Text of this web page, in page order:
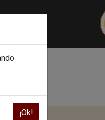
¡Ok!